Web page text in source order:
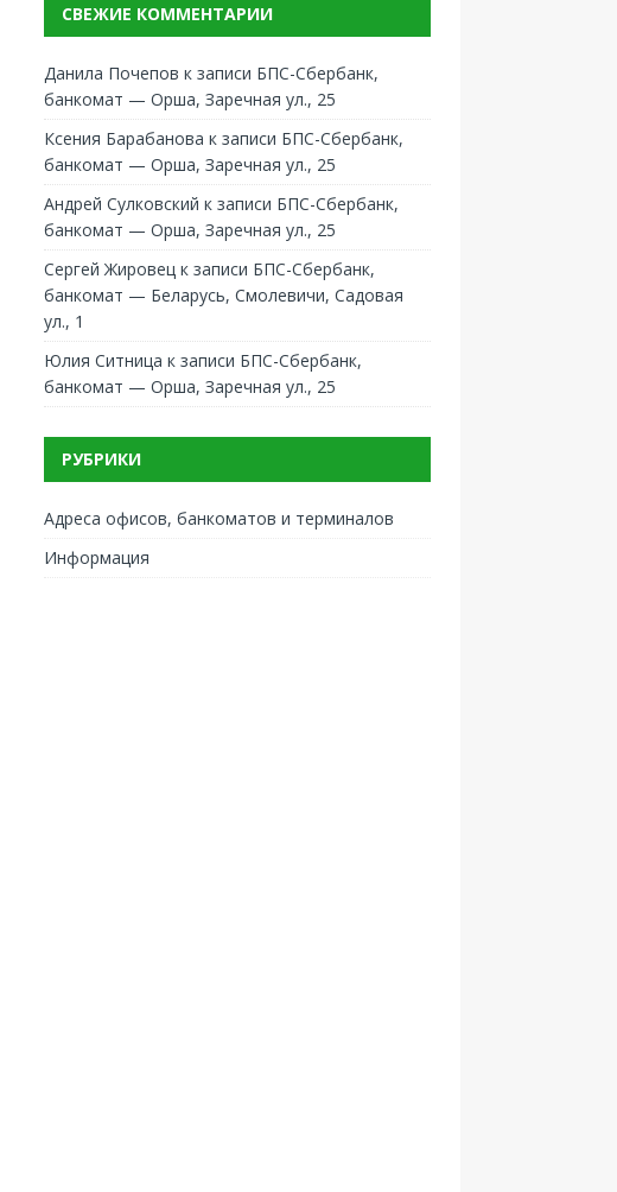
СВЕЖИЕ КОММЕНТАРИИ
Данила Почепов к записи БПС-Сбербанк,
банкомат — Орша, Заречная ул., 25
Ксения Барабанова к записи БПС-Сбербанк,
банкомат — Орша, Заречная ул., 25
Андрей Сулковский к записи БПС-Сбербанк,
банкомат — Орша, Заречная ул., 25
Сергей Жировец к записи БПС-Сбербанк,
банкомат — Беларусь, Смолевичи, Садовая
ул., 1
Юлия Ситница к записи БПС-Сбербанк,
банкомат — Орша, Заречная ул., 25
РУБРИКИ
Адреса офисов, банкоматов и терминалов
Информация